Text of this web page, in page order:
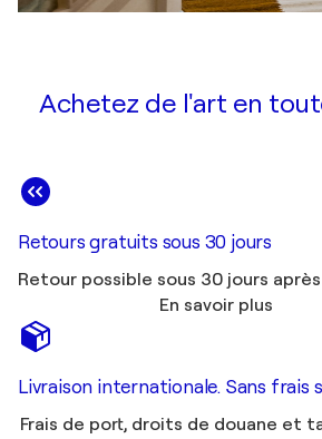
Achetez de l'art en
Retours gratuits sous 30 jours
Retour possible sous 30 jours
En savoir plus
Livraison internationale. Sans frais
Frais de port, droits de douane et